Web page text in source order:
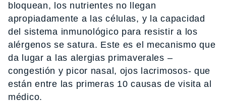
bloquean, los nutrientes no llegan
apropiadamente a las células, y la capacidad
del sistema inmunológico para resistir a los
alérgenos se satura. Este es el mecanismo que
da lugar a las alergias primaverales –
congestión y picor nasal, ojos lacrimosos- que
están entre las primeras 10 causas de visita al
médico.